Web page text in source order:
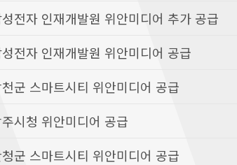
전자 인재개발원 위안미디어 추가 공급
전자 인재개발원 위안미디어 공급
군 스마트시티 위안미디어 공급
시청 위안미디어 공급
군 스마트시티 위안미디어 공급